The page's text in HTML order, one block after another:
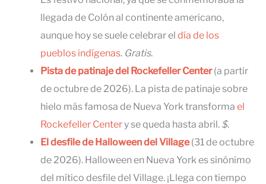
llegada de Colón al continente americano,
aunque hoy se suele celebrar el día de los
pueblos indígenas. Gratis.
Pista de patinaje del Rockefeller Center (a partir
de octubre de 2026). La pista de patinaje sobre
hielo más famosa de Nueva York transforma el
Rockefeller Centery se queda hasta abril. $.
El desfile de Halloween del Village (31 de octubre
de 2026). Halloween en Nueva York es sinónimo
del mítico desfile del Village. ¡Llega con tiempo